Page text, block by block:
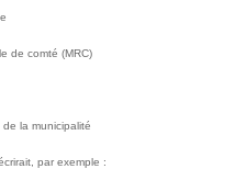
de comté (MRC)
la municipalité
par exemple :